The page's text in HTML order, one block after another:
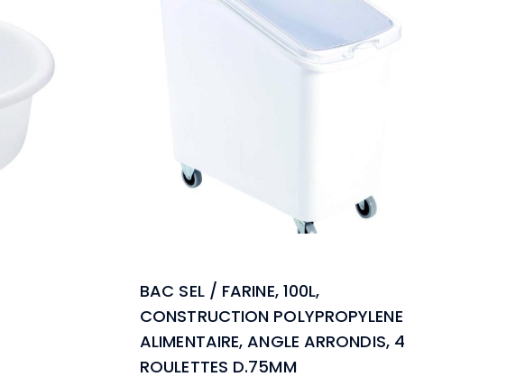
BAC SEL / FARINE, 100L,
CONSTRUCTION POLYPROPYLENE
ALIMENTAIRE, ANGLE ARRONDIS, 4
ROULETTES D.75MM